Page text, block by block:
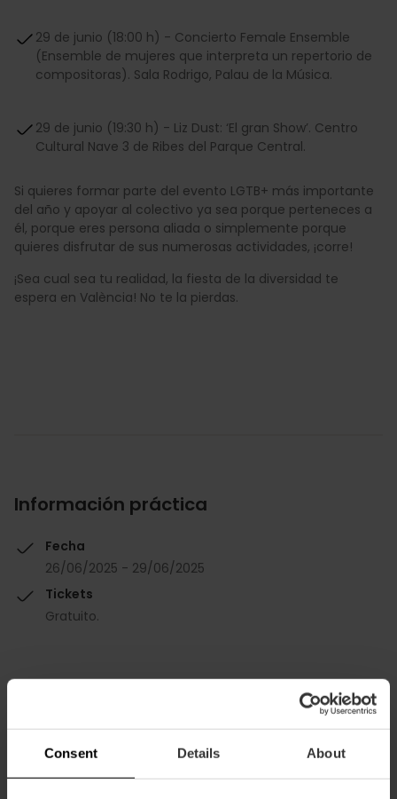
Consent Details About
29 de junio (18:00 h) - Concierto Female Ensemble
(Ensemble de mujeres que interpreta un repertorio de
compositoras). Sala Rodrigo, Palau de la Música.
29 de junio (19:30 h) - Liz Dust: ‘El gran Show’. Centro
Cultural Nave 3 de Ribes del Parque Central.
Si quieres formar parte del evento LGTB+ más importante
del año y apoyar al colectivo ya sea porque perteneces a
él, porque eres persona aliada o simplemente porque
quieres disfrutar de sus numerosas actividades, ¡corre!
¡Sea cual sea tu realidad, la fiesta de la diversidad te
espera en València! No te la pierdas.
Información práctica
Fecha
26/06/2025 - 29/06/2025
Tickets
Gratuito.
Cómo llegar